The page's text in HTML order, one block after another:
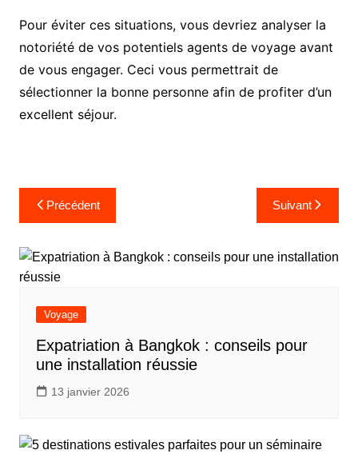
Pour éviter ces situations, vous devriez analyser la
notoriété de vos potentiels agents de voyage avant
de vous engager. Ceci vous permettrait de
sélectionner la bonne personne afin de profiter d’un
excellent séjour.
Navigation
de
l’article
Précédent Suivant
Voyage
Expatriation à Bangkok : conseils pour
une installation réussie
13 janvier 2026